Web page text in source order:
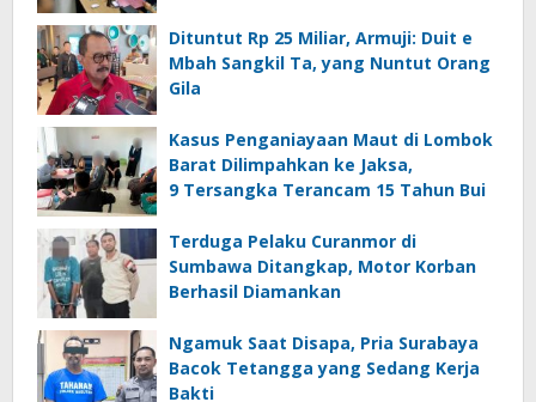
Dituntut Rp 25 Miliar, Armuji: Duit e
Mbah Sangkil Ta, yang Nuntut Orang
Gila
Kasus Penganiayaan Maut di Lombok
Barat Dilimpahkan ke Jaksa,
9 Tersangka Terancam 15 Tahun Bui
Terduga Pelaku Curanmor di
Sumbawa Ditangkap, Motor Korban
Berhasil Diamankan
Ngamuk Saat Disapa, Pria Surabaya
Bacok Tetangga yang Sedang Kerja
Bakti